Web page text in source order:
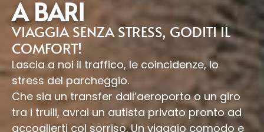
A BARI
VIAGGIA SENZA STRESS, GODITI IL
COMFORT!
Lascia a noi il traffico, le coincidenze, lo
stress del parcheggio.
Che sia un transfer dall’aeroporto o un giro
tra i trulli, avrai un autista privato pronto ad
accoglierti col sorriso. Un viaggio comodo e